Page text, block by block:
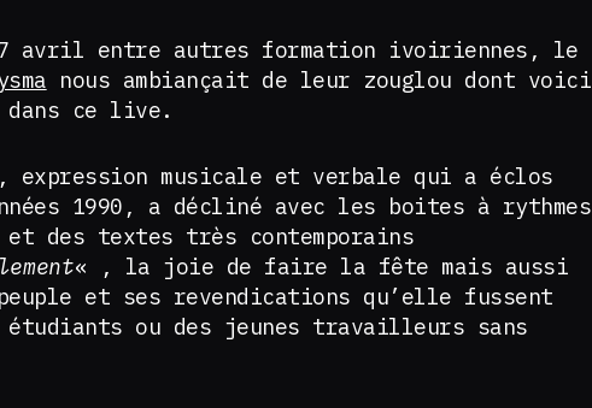
avril entre autres formation ivoiriennes, le
nous ambiançait de leur zouglou dont voici
ce live.
expression musicale et verbale qui a éclos
1990, a décliné avec les boites à rythmes
et des textes très contemporains
« , la joie de faire la fête mais aussi
et ses revendications qu’elle fussent
étudiants ou des jeunes travailleurs sans